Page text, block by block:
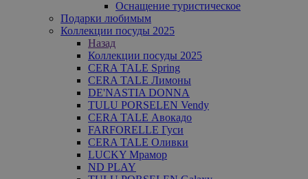
Оснащение туристическое
Подарки любимым
Коллекции посуды 2025
Назад
Коллекции посуды 2025
CERA TALE Spring
CERA TALE Лимоны
DE'NASTIA DONNA
TULU PORSELEN Vendy
CERA TALE Авокадо
FARFORELLE Гуси
CERA TALE Оливки
LUCKY Мрамор
ND PLAY